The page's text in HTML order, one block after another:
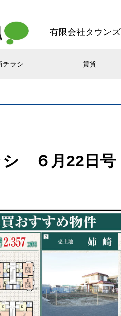
有限会社タウンズ
チラシ 賃貸
シ ６月22日号